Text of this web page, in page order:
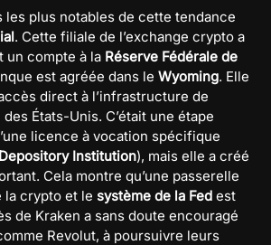
les plus notables de cette tendance
. Cette filiale de l’exchange crypto a
un compte à la Réserve Fédérale de
est agréée dans le Wyoming. Elle
direct à l’infrastructure de
États-Unis. C’était une étape
licence à vocation spécifique
Institution), mais elle a créé
Cela montre qu’une passerelle
la crypto et le système de la Fed est
de Kraken a sans doute encouragé
Revolut, à poursuivre leurs